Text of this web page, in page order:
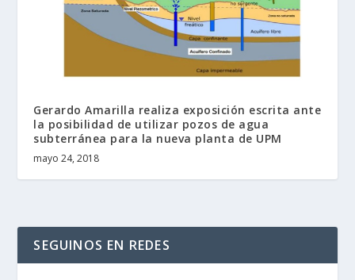
Gerardo Amarilla realiza exposición escrita ante
la posibilidad de utilizar pozos de agua
subterránea para la nueva planta de UPM
mayo 24, 2018
SEGUINOS EN REDES